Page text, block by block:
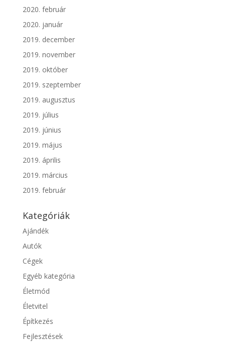
2020. február
2020. január
2019. december
2019. november
2019. október
2019. szeptember
2019. augusztus
2019. július
2019. június
2019. május
2019. április
2019. március
2019. február
Kategóriák
Ajándék
Autók
Cégek
Egyéb kategória
Életmód
Életvitel
Építkezés
Fejlesztések